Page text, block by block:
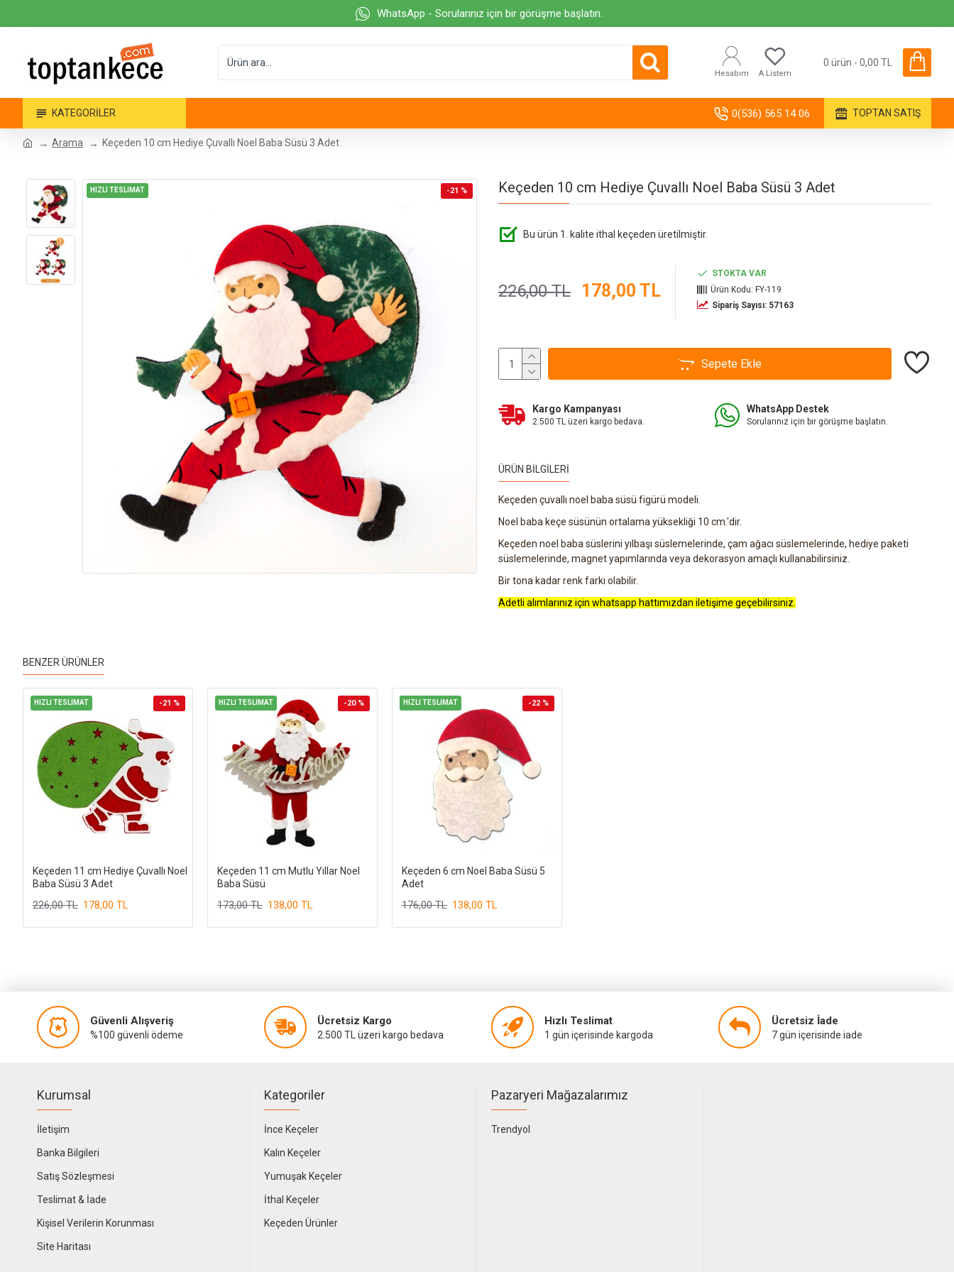
WhatsApp - Sorularınız için bir görüşme başlatın.
Hesabım A.Listem
0 ürün - 0,00 TL
KATEGORILER 0(536) 565 14 06 TOPTAN SATIŞ
Arama Keçeden 10 cm Hediye Çuvallı Noel Baba Süsü 3 Adet
HIZLI TESLİMAT -21 % Keçeden 10 cm Hediye Çuvallı Noel Baba Süsü 3 Adet
Bu ürün 1. kalite ithal keçeden üretilmiştir.
178,00 TL
226,00 TL
STOKTA VAR
Ürün Kodu: FY-119
Sipariş Sayısı: 57163
Sepete Ekle
Kargo Kampanyası
2.500 TL üzeri kargo bedava.
WhatsApp Destek
Sorularınız için bir görüşme başlatın.
ÜRÜN BILGILERI
Keçeden çuvallı noel baba süsü figürü modeli.
Noel baba keçe süsünün ortalama yüksekliği 10 cm.'dir.
Keçeden noel baba süslerini yılbaşı süslemelerinde, çam ağacı süslemelerinde, hediye paketi
süslemelerinde, magnet yapımlarında veya dekorasyon amaçlı kullanabilirsiniz.
Bir tona kadar renk farkı olabilir.
Adetli alımlarınız için whatsapp hattımızdan iletişime geçebilirsiniz.
BENZER ÜRÜNLER
HIZLI TESLİMAT -21 %
Keçeden 11 cm Hediye Çuvallı Noel
Baba Süsü 3 Adet
178,00 TL
226,00 TL
HIZLI TESLİMAT -20 %
Keçeden 11 cm Mutlu Yıllar Noel
Baba Süsü
138,00 TL
173,00 TL
HIZLI TESLİMAT -22 %
Keçeden 6 cm Noel Baba Süsü 5
Adet
138,00 TL
176,00 TL
Güvenli Alışveriş
%100 güvenli ödeme
Ücretsiz Kargo
2.500 TL üzeri kargo bedava
Hızlı Teslimat
1 gün içerisinde kargoda
Ücretsiz İade
7 gün içerisinde iade
Kurumsal
İletişim
Banka Bilgileri
Satış Sözleşmesi
Teslimat & İade
Kişisel Verilerin Korunması
Site Haritası
Kategoriler
İnce Keçeler
Kalın Keçeler
Yumuşak Keçeler
İthal Keçeler
Keçeden Ürünler
Pazaryeri Mağazalarımız
Trendyol